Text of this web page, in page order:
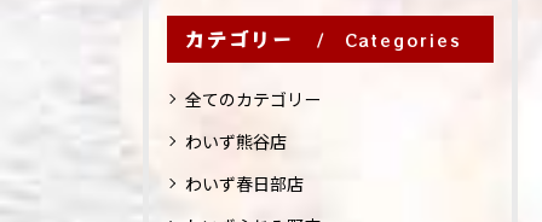
カテゴリー Categories
全てのカテゴリー
わいず熊谷店
わいず春日部店